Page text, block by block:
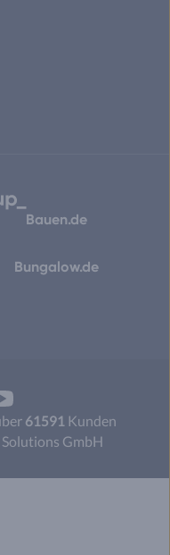
Bauen.de
Bungalow.de
GmbH
61591 Kunden